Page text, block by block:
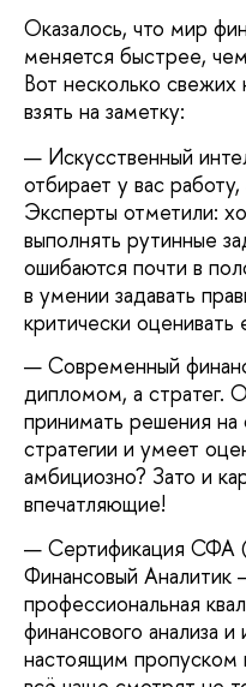
Оказалось, что мир
меняется быстрее,
Вот несколько
взять на заметку:
Искусственный
отбирает у вас
Эксперты отметили:
выполнять рутинные
ошибаются почти в
в умении задавать
критически оценивать
Современный
дипломом, а стратег.
принимать решения
стратегии и умеет
амбициозно? Зато и
впечатляющие!
Сертификация СФА
Финансовый Аналитик
профессиональная
финансового анализа
настоящим пропуском